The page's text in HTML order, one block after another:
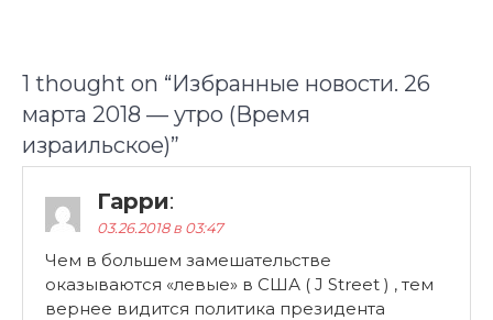
1 thought on “Избранные новости. 26
марта 2018 — утро (Время
израильское)”
Гарри:
03.26.2018 в 03:47
Чем в большем замешательстве
оказываются «левые» в США ( J Street ) , тем
вернее видится политика президента